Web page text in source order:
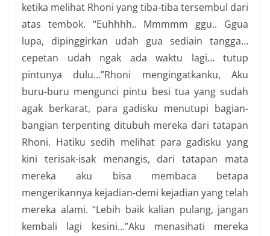
ketika melihat Rhoni yang tiba-tiba tersembul dari
atas tembok. “Euhhhh.. Mmmmm ggu.. Ggua
lupa, dipinggirkan udah gua sediain tangga…
cepetan udah ngak ada waktu lagi… tutup
pintunya dulu…”Rhoni mengingatkanku, Aku
buru-buru mengunci pintu besi tua yang sudah
agak berkarat, para gadisku menutupi bagian-
bangian terpenting ditubuh mereka dari tatapan
Rhoni. Hatiku sedih melihat para gadisku yang
kini terisak-isak menangis, dari tatapan mata
mereka aku bisa membaca betapa
mengerikannya kejadian-demi kejadian yang telah
mereka alami. “Lebih baik kalian pulang, jangan
kembali lagi kesini…”Aku menasihati mereka